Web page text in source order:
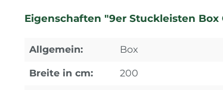
Eigenschaften "9er Stuckleisten Box
Allgemein: Box
Breite in cm: 200